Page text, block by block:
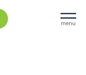
menu